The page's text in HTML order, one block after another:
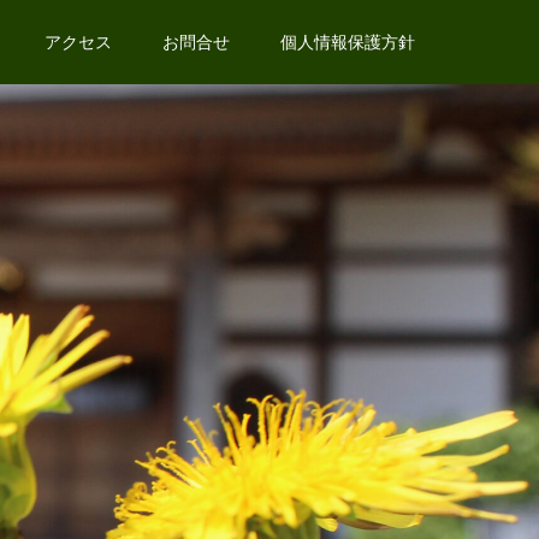
アクセス お問合せ 個人情報保護方針